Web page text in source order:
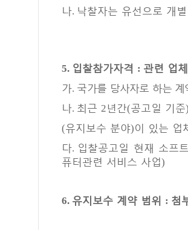
나. 낙찰자는 유선으로 개
5. 입찰참가자격 : 관련 업체
가. 국가를 당사자로 하는
나. 최근 2 년간(공고일 기준
(유지보수 분야)이 있는 업
다. 입찰공고일 현재 소프
퓨터관련 서비스 사업)
6. 유지보수 계약 범위 : 첨